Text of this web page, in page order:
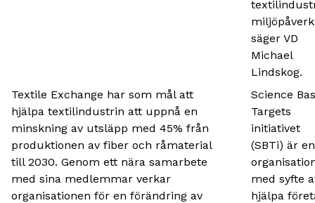
säger VD
Michael
Lindskog.
Textile Exchange har som mål att
hjälpa textilindustrin att uppnå en
minskning av utsläpp med 45% från
produktionen av fiber och råmaterial
till 2030. Genom ett nära samarbete
med sina medlemmar verkar
organisationen för en förändring av
Science
Targets
initiativet
(SBTi) är en
med syfte
hjälpa